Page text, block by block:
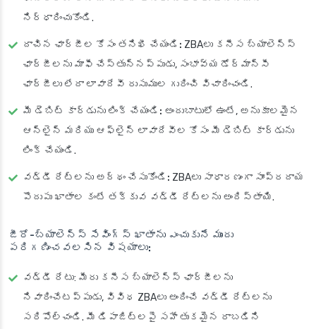
నిర్ధారించుకోండి.
దాచిన ఛార్జీల కోసం తనిఖీ చేయండి: ZBAలు కనీస బ్యాలెన్స్
ఛార్జీలను మాఫీ చేస్తున్నప్పుడు, సంభావ్య డోర్మాన్సీ
ఛార్జీలు లేదా లావాదేవీ రుసుముల గురించి విచారించండి.
మీ డెబిట్ కార్డును లింక్ చేయండి: అందుబాటులో ఉంటే, అనుకూలమైన
ఆన్‌లైన్ మరియు ఆఫ్‌లైన్ లావాదేవీల కోసం మీ డెబిట్ కార్డును
లింక్ చేయండి.
వడ్డీ రేట్లను అర్థం చేసుకోండి: ZBAలు సాధారణంగా సాంప్రదాయ
పొదుపు ఖాతాల కంటే తక్కువ వడ్డీ రేట్లను అందిస్తాయి.
జీరో-బ్యాలెన్స్ సేవింగ్స్ ఖాతాను ఎంచుకునే ముందు
పరిగణించవలసిన విషయాలు:
వడ్డీ రేటు: మీరు కనీస బ్యాలెన్స్ ఛార్జీలను
నివారించేటప్పుడు, వివిధ ZBAలు అందించే వడ్డీ రేట్లను
సరిపోల్చండి. మీ డిపాజిట్లపై సహేతుకమైన రాబడిని